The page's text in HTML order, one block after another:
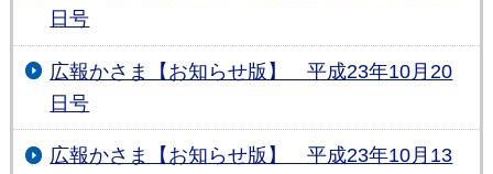
日号
広報かさま【お知らせ版】 平成23年10月20
日号
広報かさま【お知らせ版】 平成23年10月13